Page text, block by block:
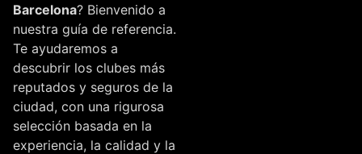
Barcelona? Bienvenido a
nuestra guía de referencia.
Te ayudaremos a
descubrir los clubes más
reputados y seguros de la
ciudad, con una rigurosa
selección basada en la
experiencia, la calidad y la